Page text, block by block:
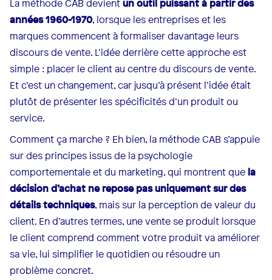
La méthode CAB devientun outil puissant à partir des
années 1960-1970, lorsque les entreprises et les
marques commencent à formaliser davantage leurs
discours de vente. L’idée derrière cette approche est
simple : placer le client au centre du discours de vente.
Et c’est un changement, car jusqu’à présent l’idée était
plutôt de présenter les spécificités d’un produit ou
service.
Comment ça marche ? Eh bien, la méthode CAB s’appuie
sur des principes issus de la psychologie
comportementale et du marketing, qui montrent que la
décision d’achat ne repose pas uniquement sur des
détails techniques, mais sur la perception de valeur du
client. En d’autres termes, une vente se produit lorsque
le client comprend comment votre produit va améliorer
sa vie, lui simplifier le quotidien ou résoudre un
problème concret.